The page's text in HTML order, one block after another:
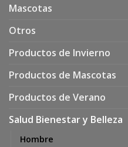
Mascotas
Otros
Productos de Invierno
Productos de Mascotas
Productos de Verano
Salud Bienestar y Belleza
Hombre